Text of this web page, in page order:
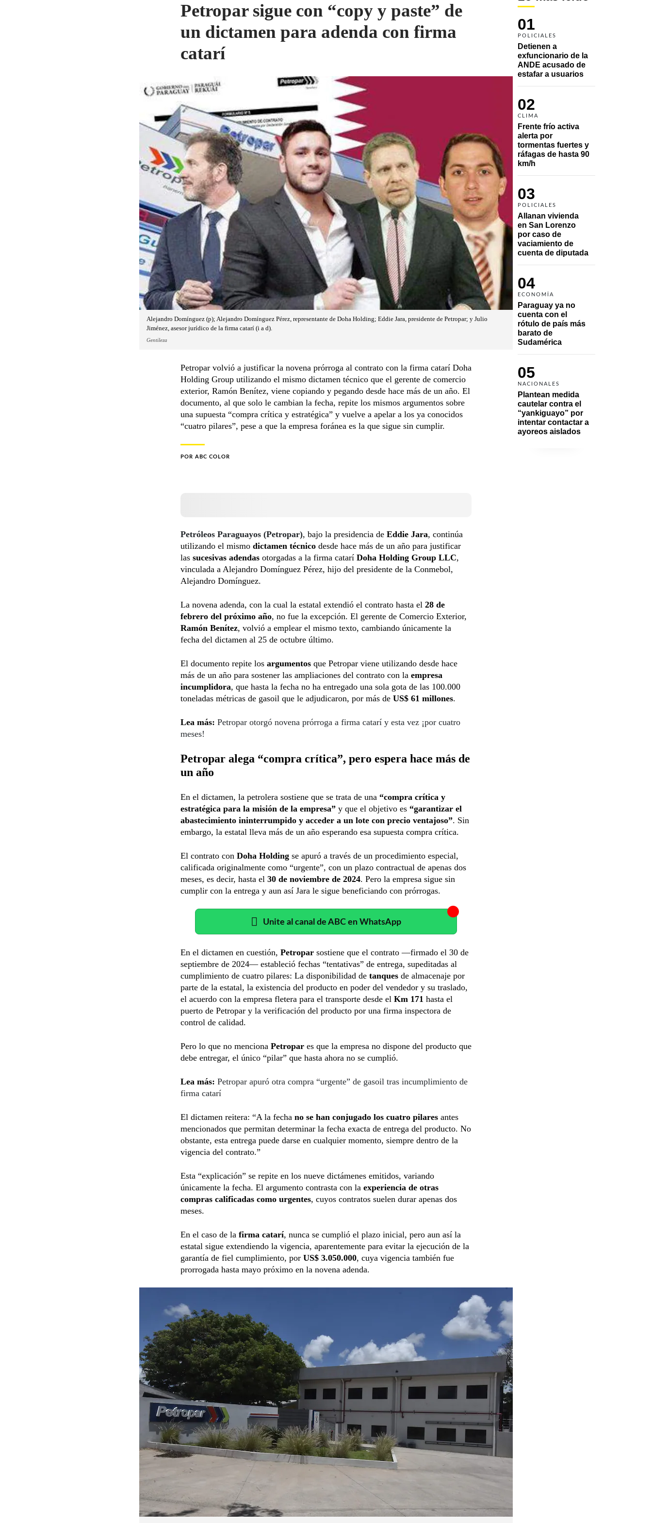
01
POLICIALES
Detienen a
exfuncionario de la
ANDE acusado de
estafar a usuarios
02
CLIMA
Frente frío activa
alerta por
tormentas fuertes y
ráfagas de hasta 90
km/h
03
POLICIALES
Allanan vivienda
en San Lorenzo
por caso de
vaciamiento de
cuenta de diputada
04
ECONOMÍA
Paraguay ya no
cuenta con el
rótulo de país más
barato de
Sudamérica
05
NACIONALES
Plantean medida
cautelar contra el
“yankiguayo” por
intentar contactar a
ayoreos aislados
Petropar sigue con “copy y paste” de
un dictamen para adenda con firma
catarí
Alejandro Domínguez (p); Alejandro Domínguez Pérez, representante de Doha Holding; Eddie Jara, presidente de Petropar; y Julio
Jiménez, asesor jurídico de la firma catarí (i a d).
Gentileza
Petropar volvió a justificar la novena prórroga al contrato con la firma catarí Doha
Holding Group utilizando el mismo dictamen técnico que el gerente de comercio
exterior, Ramón Benítez, viene copiando y pegando desde hace más de un año. El
documento, al que solo le cambian la fecha, repite los mismos argumentos sobre
una supuesta “compra crítica y estratégica” y vuelve a apelar a los ya conocidos
“cuatro pilares”, pese a que la empresa foránea es la que sigue sin cumplir.
POR ABC COLOR
Petróleos Paraguayos (Petropar), bajo la presidencia de Eddie Jara, continúa
utilizando el mismo dictamen técnico desde hace más de un año para justificar
las sucesivas adendas otorgadas a la firma catarí Doha Holding Group LLC,
vinculada a Alejandro Domínguez Pérez, hijo del presidente de la Conmebol,
Alejandro Domínguez.
La novena adenda, con la cual la estatal extendió el contrato hasta el 28 de
febrero del próximo año, no fue la excepción. El gerente de Comercio Exterior,
Ramón Benítez, volvió a emplear el mismo texto, cambiando únicamente la
fecha del dictamen al 25 de octubre último.
El documento repite los argumentos que Petropar viene utilizando desde hace
más de un año para sostener las ampliaciones del contrato con la empresa
incumplidora, que hasta la fecha no ha entregado una sola gota de las 100.000
toneladas métricas de gasoil que le adjudicaron, por más de US$ 61 millones.
Lea más: Petropar otorgó novena prórroga a firma catarí y esta vez ¡por cuatro
meses!
Petropar alega “compra crítica”, pero espera hace más de
un año
En el dictamen, la petrolera sostiene que se trata de una “compra crítica y
estratégica para la misión de la empresa” y que el objetivo es “garantizar el
abastecimiento ininterrumpido y acceder a un lote con precio ventajoso”. Sin
embargo, la estatal lleva más de un año esperando esa supuesta compra crítica.
El contrato con Doha Holding se apuró a través de un procedimiento especial,
calificada originalmente como “urgente”, con un plazo contractual de apenas dos
meses, es decir, hasta el 30 de noviembre de 2024. Pero la empresa sigue sin
cumplir con la entrega y aun así Jara le sigue beneficiando con prórrogas.
Unite al canal de ABC en WhatsApp
En el dictamen en cuestión, Petropar sostiene que el contrato —firmado el 30 de
septiembre de 2024— estableció fechas “tentativas” de entrega, supeditadas al
cumplimiento de cuatro pilares: La disponibilidad de tanques de almacenaje por
parte de la estatal, la existencia del producto en poder del vendedor y su traslado,
el acuerdo con la empresa fletera para el transporte desde el Km 171 hasta el
puerto de Petropar y la verificación del producto por una firma inspectora de
control de calidad.
Pero lo que no menciona Petropar es que la empresa no dispone del producto que
debe entregar, el único “pilar” que hasta ahora no se cumplió.
Lea más: Petropar apuró otra compra “urgente” de gasoil tras incumplimiento de
firma catarí
El dictamen reitera: “A la fecha no se han conjugado los cuatro pilares antes
mencionados que permitan determinar la fecha exacta de entrega del producto. No
obstante, esta entrega puede darse en cualquier momento, siempre dentro de la
vigencia del contrato.”
Esta “explicación” se repite en los nueve dictámenes emitidos, variando
únicamente la fecha. El argumento contrasta con la experiencia de otras
compras calificadas como urgentes, cuyos contratos suelen durar apenas dos
meses.
En el caso de la firma catarí, nunca se cumplió el plazo inicial, pero aun así la
estatal sigue extendiendo la vigencia, aparentemente para evitar la ejecución de la
garantía de fiel cumplimiento, por US$ 3.050.000, cuya vigencia también fue
prorrogada hasta mayo próximo en la novena adenda.